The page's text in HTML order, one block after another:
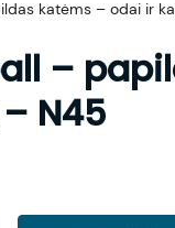
katėms – odai ir
–
N45